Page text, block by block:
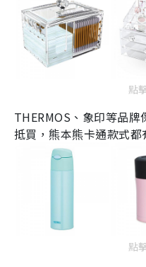
點
THERMOS 、象印等品
抵買，熊本熊卡通款式都
點